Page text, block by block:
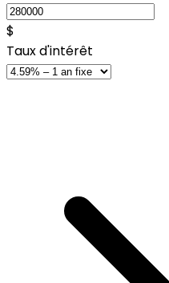
$
Taux d'intérêt